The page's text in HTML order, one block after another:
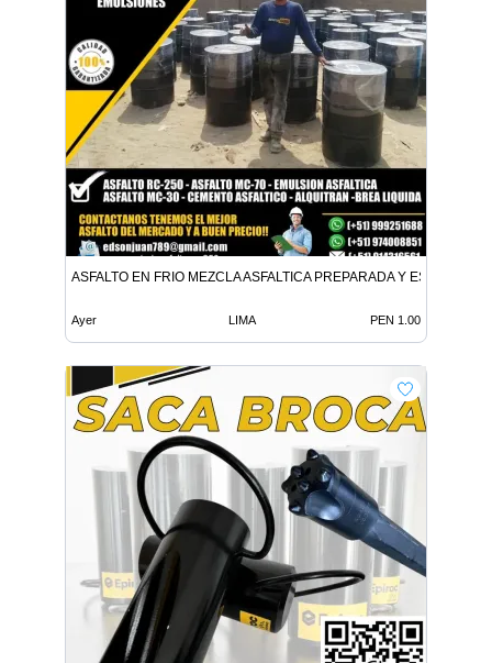
ASFALTO EN FRIO MEZCLA ASFALTICA PREPARADA Y
Ayer LIMA PEN 1.00